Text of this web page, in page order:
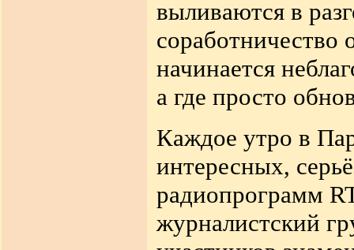
выливаются в
соработничество
начинается
а где просто
Каждое утро в
интересных,
радиопрограмм
журналистский